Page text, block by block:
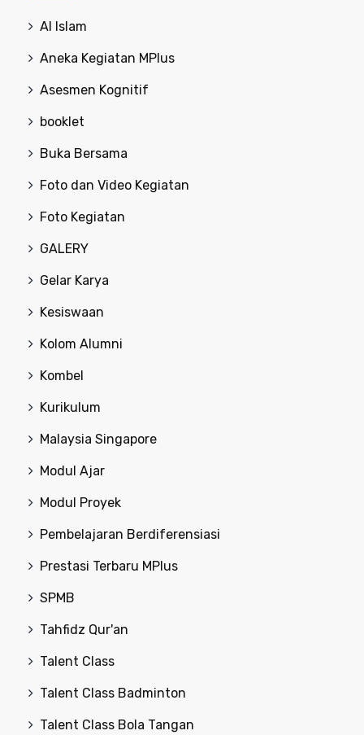
Al Islam
Aneka Kegiatan MPlus
Asesmen Kognitif
booklet
Buka Bersama
Foto dan Video Kegiatan
Foto Kegiatan
GALERY
Gelar Karya
Kesiswaan
Kolom Alumni
Kombel
Kurikulum
Malaysia Singapore
Modul Ajar
Modul Proyek
Pembelajaran Berdiferensiasi
Prestasi Terbaru MPlus
SPMB
Tahfidz Qur'an
Talent Class
Talent Class Badminton
Talent Class Bola Tangan